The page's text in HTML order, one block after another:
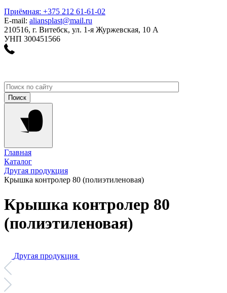
Приёмная: +375 212 61-61-02
E-mail: aliansplast@mail.ru
210516, г. Витебск, ул. 1-я Журжевская, 10 А
УНП 300451566
Главная
Каталог
Другая продукция
Крышка контролер 80 (полиэтиленовая)
Крышка контролер 80
(полиэтиленовая)
Другая продукция